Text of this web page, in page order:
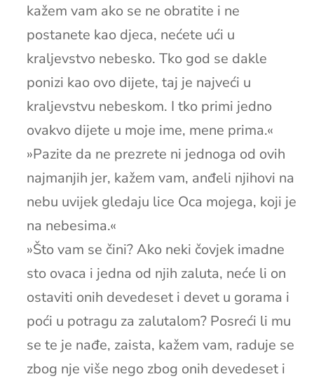
kažem vam ako se ne obratite i ne
postanete kao djeca, nećete ući u
kraljevstvo nebesko. Tko god se dakle
ponizi kao ovo dijete, taj je najveći u
kraljevstvu nebeskom. I tko primi jedno
ovakvo dijete u moje ime, mene prima.«
»Pazite da ne prezrete ni jednoga od ovih
najmanjih jer, kažem vam, anđeli njihovi na
nebu uvijek gledaju lice Oca mojega, koji je
na nebesima.«
»Što vam se čini? Ako neki čovjek imadne
sto ovaca i jedna od njih zaluta, neće li on
ostaviti onih devedeset i devet u gorama i
poći u potragu za zalutalom? Posreći li mu
se te je nađe, zaista, kažem vam, raduje se
zbog nje više nego zbog onih devedeset i